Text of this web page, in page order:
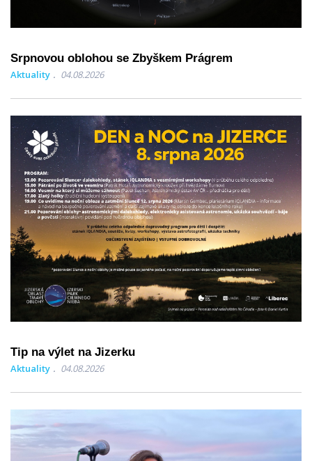
Srpnovou oblohou se Zbyškem Prágrem
Aktuality 04.08.2026
Tip na výlet na Jizerku
Aktuality 04.08.2026